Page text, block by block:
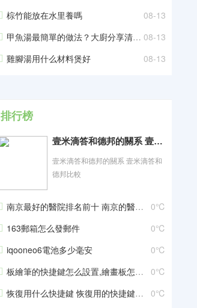
08-13
棕竹能放在水里養嗎
08-13
甲魚湯最簡單的做法？大廚分享清燉甲魚家常做法？
08-13
雞腳湯用什么材料煲好
排行榜
壹米滴答和德邦的關系 壹米滴答和德邦比較
壹米滴答和德邦的關系 壹米滴答和
德邦比較
0℃
南京最好的醫院排名前十 南京的醫院排名前十有哪些
0℃
163郵箱怎么發郵件
0℃
iqooneo6電池多少毫安
0℃
板繪筆的快捷鍵怎么設置,繪畫板怎么設置快捷鍵
0℃
恢復用什么快捷鍵 恢復用的快捷鍵是什么